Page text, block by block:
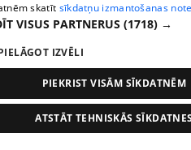
pirms 1 nedēļas, 2 dienām
Ogas un sēnes šogad
punktos to krietni mazāk
skatīt sīkdatņu izmantošanas
VISUS PARTNERUS (1718) →
IZVĒLI
PIEKRIST VISĀM SĪKDATNĒM
ATSTĀT TEHNISKĀS SĪKDATNES